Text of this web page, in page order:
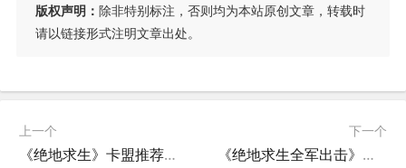
版权声明： 除非特别标注，否则均为本站原创文章，转载时
请以链接形式注明文章出处。
上一个
《绝地求生》卡盟推荐：选择最佳充值平台全攻略-《绝地求生》玩家必看：详解各大卡盟优缺点，助你找到最合适的充值渠道
下一个
《绝地求生全军出击》辅助卡盟：揭秘游戏公平性的灰色地带